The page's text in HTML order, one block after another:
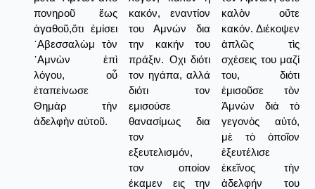
πονηροῦ ἕως
ἀγαθοῦ,ὅτι ἐμίσει
᾿Αβεσσαλὼμ τὸν
᾿Αμνὼν ἐπὶ
λόγου, οὗ
ἐταπείνωσε
Θημὰρ τὴν
ἀδελφὴν αὐτοῦ.
κακόν, εναντίον
του Αμνών δια
την κακήν του
πράξιν. Οχι διότι
τον ηγάπα, αλλά
διότι τον
εμισούσε
θανασίμως δια
τον
εξευτελισμόν,
τον οποίον
έκαμεν εις την
καλὸν οὔτε
κακόν. Διέκοψεν
ἁπλῶς τὶς
σχέσεις του μαζί
του, διότι
ἐμισοῦσε τὸν
Ἀμνὼν διὰ τὸ
γεγονὸς αὐτό,
μὲ τὸ ὁποῖον
ἐξευτέλισε
ἐκεῖνος τὴν
ἀδελφήν του